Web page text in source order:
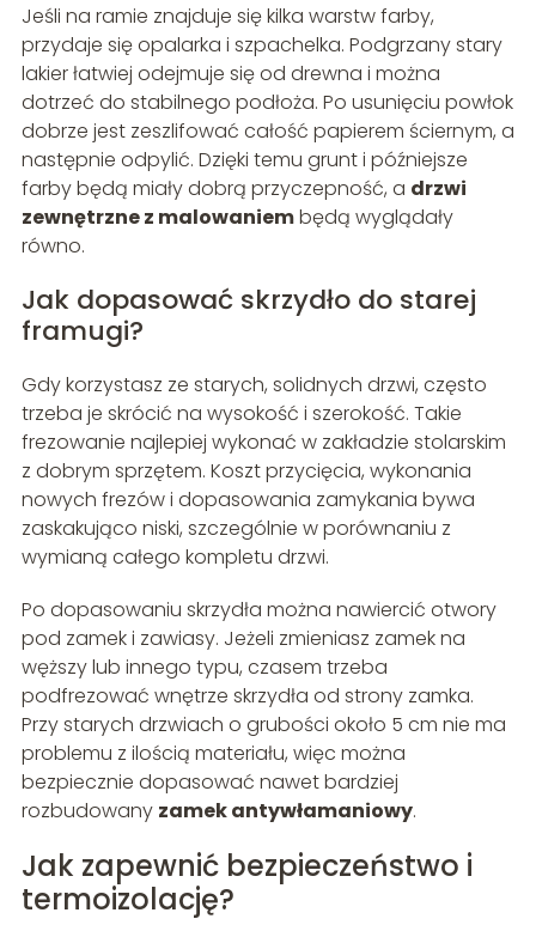
Jeśli na ramie znajduje się kilka warstw farby,
przydaje się opalarka i szpachelka. Podgrzany stary
lakier łatwiej odejmuje się od drewna i można
dotrzeć do stabilnego podłoża. Po usunięciu powłok
dobrze jest zeszlifować całość papierem ściernym, a
następnie odpylić. Dzięki temu grunt i późniejsze
farby będą miały dobrą przyczepność, a drzwi
zewnętrzne z malowaniembędą wyglądały
równo.
Jak dopasować skrzydło do starej
framugi?
Gdy korzystasz ze starych, solidnych drzwi, często
trzeba je skrócić na wysokość i szerokość. Takie
frezowanie najlepiej wykonać w zakładzie stolarskim
z dobrym sprzętem. Koszt przycięcia, wykonania
nowych frezów i dopasowania zamykania bywa
zaskakująco niski, szczególnie w porównaniu z
wymianą całego kompletu drzwi.
Po dopasowaniu skrzydła można nawiercić otwory
pod zamek i zawiasy. Jeżeli zmieniasz zamek na
węższy lub innego typu, czasem trzeba
podfrezować wnętrze skrzydła od strony zamka.
Przy starych drzwiach o grubości około 5 cm nie ma
problemu z ilością materiału, więc można
bezpiecznie dopasować nawet bardziej
rozbudowany zamek antywłamaniowy.
Jak zapewnić bezpieczeństwo i
termoizolację?